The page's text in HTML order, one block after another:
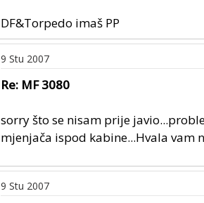
DF&Torpedo imaš PP
9 Stu 2007
Re: MF 3080
sorry što se nisam prije
mjenjača ispod kabine...Hvala vam
9 Stu 2007